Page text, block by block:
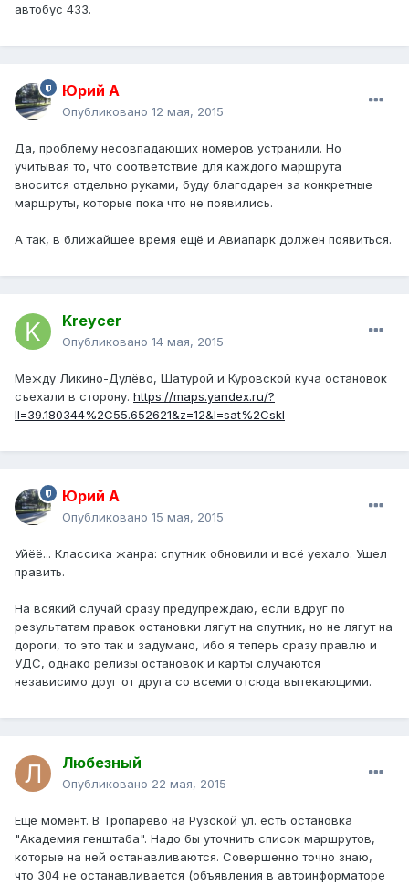
автобус 433.
Юрий А
Опубликовано 12 мая, 2015
Да, проблему несовпадающих номеров устранили. Но
учитывая то, что соответствие для каждого маршрута
вносится отдельно руками, буду благодарен за конкретные
маршруты, которые пока что не появились.
А так, в ближайшее время ещё и Авиапарк должен появиться.
Kreycer
Опубликовано 14 мая, 2015
Между Ликино-Дулёво, Шатурой и Куровской куча остановок
съехали в сторону. https://maps.yandex.ru/?
ll=39.180344%2C55.652621&z=12&l=sat%2Cskl
Юрий А
Опубликовано 15 мая, 2015
Уйёё... Классика жанра: спутник обновили и всё уехало. Ушел
править.
На всякий случай сразу предупреждаю, если вдруг по
результатам правок остановки лягут на спутник, но не лягут на
дороги, то это так и задумано, ибо я теперь сразу правлю и
УДС, однако релизы остановок и карты случаются
независимо друг от друга со всеми отсюда вытекающими.
Любезный
Опубликовано 22 мая, 2015
Еще момент. В Тропарево на Рузской ул. есть остановка
"Академия генштаба". Надо бы уточнить список маршрутов,
которые на ней останавливаются. Совершенно точно знаю,
что 304 не останавливается (объявления в автоинформаторе